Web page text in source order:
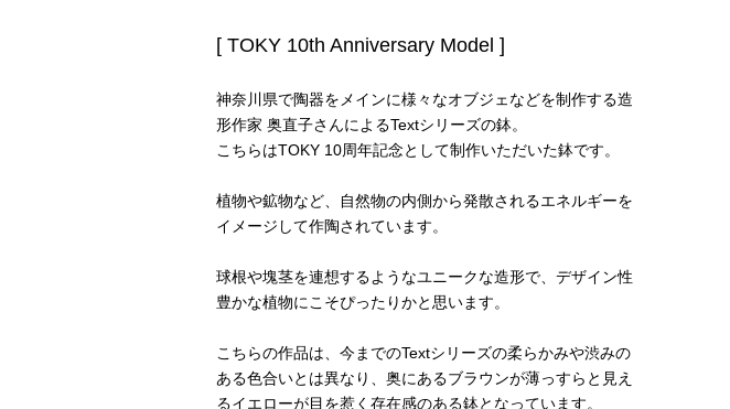
[ TOKY 10th Anniversary Model ]
神奈川県で陶器をメインに様々なオブジェなどを制作する造
形作家 奥直子さんによるTextシリーズの鉢。
こちらはTOKY 10周年記念として制作いただいた鉢です。
植物や鉱物など、自然物の内側から発散されるエネルギーを
イメージして作陶されています。
球根や塊茎を連想するようなユニークな造形で、デザイン性
豊かな植物にこそぴったりかと思います。
こちらの作品は、今までのTextシリーズの柔らかみや渋みの
ある色合いとは異なり、奥にあるブラウンが薄っすらと見え
るイエローが目を惹く存在感のある鉢となっています。